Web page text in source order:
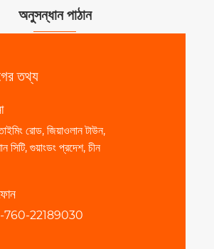
অনুসন্ধান পাঠান
তথ্য
রোড, জিয়াওলান টাউন,
সিটি, গুয়াংডং প্রদেশ, চীন
760-22189030